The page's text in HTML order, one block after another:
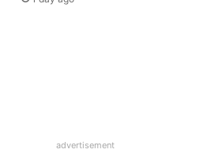
advertisement